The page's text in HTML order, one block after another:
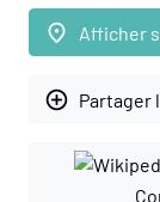
place Afficher
add_circle_outline Partager